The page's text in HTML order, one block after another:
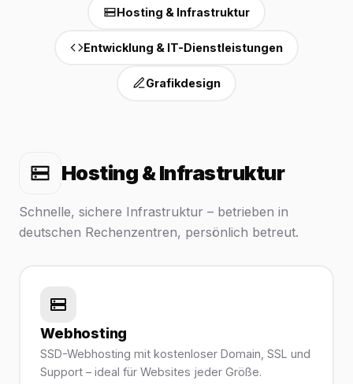
Hosting & Infrastruktur
Entwicklung & IT-Dienstleistungen
Grafikdesign
Hosting & Infrastruktur
Schnelle, sichere Infrastruktur – betrieben in
deutschen Rechenzentren, persönlich betreut.
Webhosting
SSD-Webhosting mit kostenloser Domain, SSL und
Support – ideal für Websites jeder Größe.